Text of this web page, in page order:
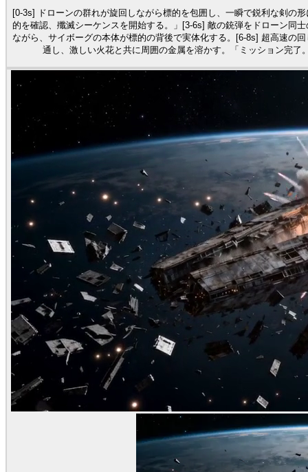
[0-3s] ドローンの群れが旋回しながら標的を包囲し、一瞬で鋭利な剣の
的を確認、殲滅シーケンスを開始する。」[3-6s] 敵の銃弾をドローン同
ながら、サイボーグの本体が標的の背後で実体化する。[6-8s] 超高速の
通し、激しい火花と共に周囲の金属を溶かす。「ミッション完了